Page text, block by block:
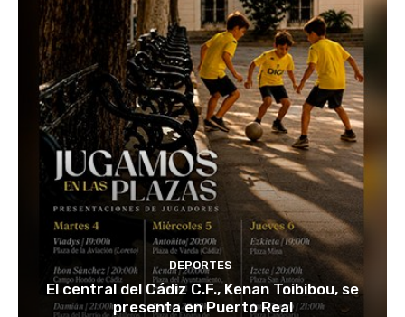
DEPORTES
El central del Cádiz C.F., Kenan Toibibou, se
presenta en Puerto Real